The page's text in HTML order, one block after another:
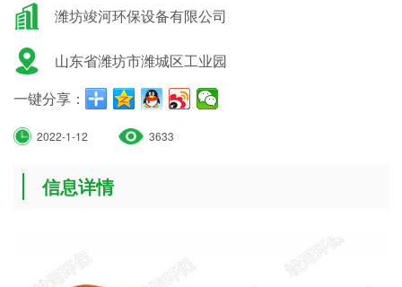
潍坊竣河环保设备有限公司
山东省潍坊市潍城区工业园
一键分享：
2022-1-12 3633
信息详情